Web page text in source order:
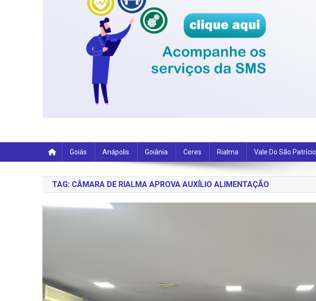
Goiás Anápolis Goiânia Ceres Rialma Vale Do São Patrício
TAG: CÂMARA DE RIALMA APROVA AUXÍLIO ALIMENTAÇÃO